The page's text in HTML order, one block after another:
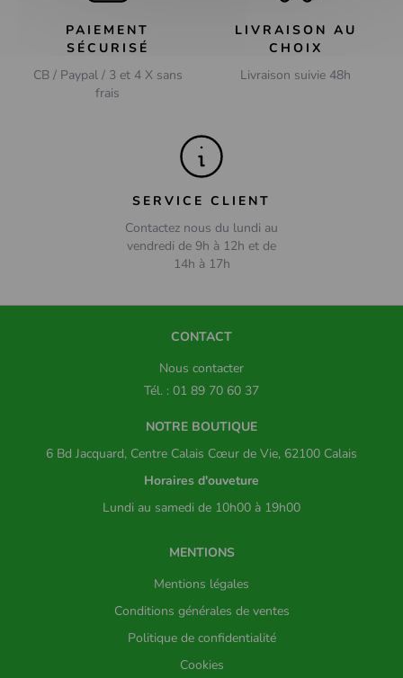
PAIEMENT
SÉCURISÉ
CB / Paypal / 3 et 4 X sans
frais
LIVRAISON AU
CHOIX
Livraison suivie 48h
SERVICE CLIENT
Contactez nous du lundi au
vendredi de 9h à 12h et de
14h à 17h
CONTACT
Nous contacter
Tél. : 01 89 70 60 37
NOTRE BOUTIQUE
6 Bd Jacquard, Centre Calais Cœur de Vie, 62100 Calais
Horaires d'ouveture
Lundi au samedi de 10h00 à 19h00
MENTIONS
Mentions légales
Conditions générales de ventes
Politique de confidentialité
Cookies